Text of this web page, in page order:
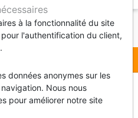
enregistrées
suivantes lors d'une
à la fonctionnalité du site
l'authentification du client,
données anonymes sur les
Nous nous
pour améliorer notre site